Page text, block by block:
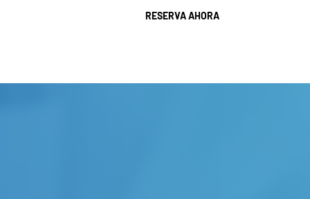
RESERVA AHORA